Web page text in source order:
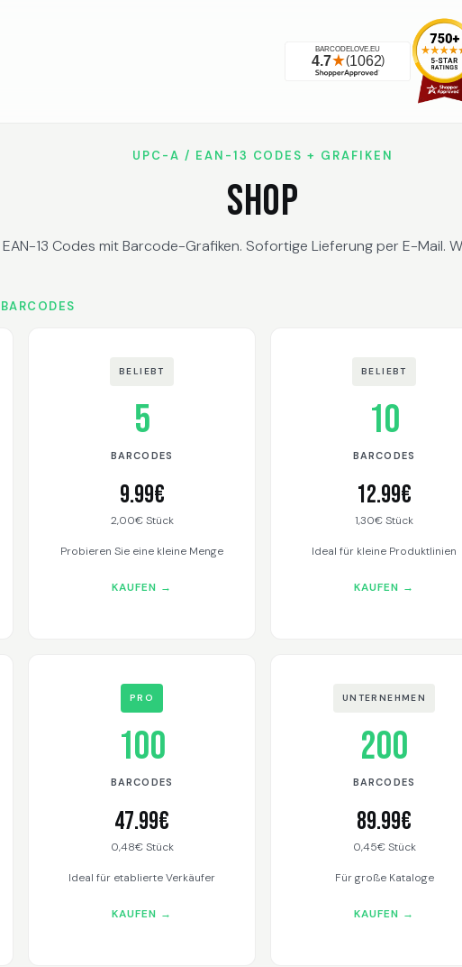
UPC-A / EAN-13 CODES + GRAFIKEN
SHOP
13 Codes mit Barcode-Grafiken. Sofortige Lieferung per E-Mail.
BELIEBT
5
BARCODES
9.99€
2,00€ Stück
Probieren Sie eine kleine Menge
KAUFEN →
BELIEBT
10
BARCODES
12.99€
1,30€ Stück
Ideal für kleine Produktlinien
KAUFEN →
PRO
100
BARCODES
47.99€
0,48€ Stück
Ideal für etablierte Verkäufer
KAUFEN →
UNTERNEHMEN
200
BARCODES
89.99€
0,45€ Stück
Für große Kataloge
KAUFEN →